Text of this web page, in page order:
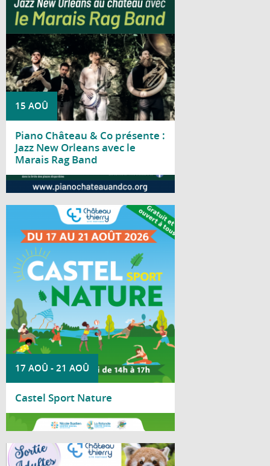
15 AOÛ
Piano Château & Co présente :
Jazz New Orleans avec le
Marais Rag Band
consacré au jazz traditionnel de La
Nouvelle-Orléans.
Lire la suite
17 AOÛ -21 AOÛ
Castel Sport Nature
Du 17 au 21 août 2026, le parc Saint-
Joseph accueille la deuxième édition de
Castel Sport Nature.
Lire la suite
Le Centre social Nicole Bastien vous